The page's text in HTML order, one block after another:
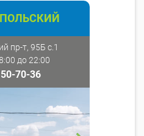
пр-т, 95Б с.1
до 22:00
70-36